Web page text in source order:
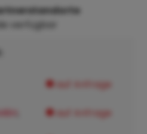
verfügbar
auf Anfrage
auf Anfrage